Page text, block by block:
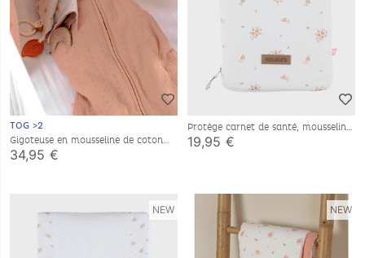
TOG >2
Gigoteuse en mousseline de coton
bio, 1-6 mois
34,95 €
Protège carnet de santé, mousseline
bio
19,95 €
NEW NEW